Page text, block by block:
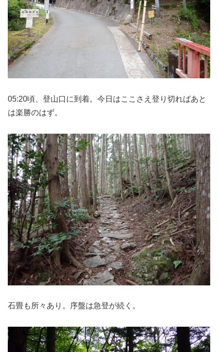
05:20頃、登山口に到着。今日はここさえ登り切ればあと
は楽勝のはず。
石畳も所々あり。序盤は急登が続く。